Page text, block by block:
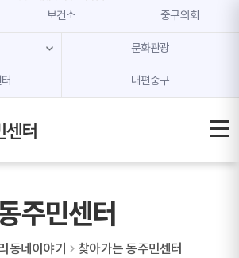
본문 내용 바로가기
주메뉴 바로가기
보건소 중구의회
문화관광
내편중구
주민센터
동네이야기 찾아가는 동주민센터